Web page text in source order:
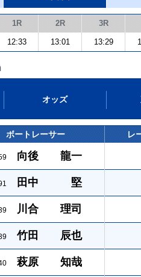
1R 2R 3R
12:33 13:01 13:29
オッズ
ボートレーサー レ
向後 龍一
田中 堅
川合 理司
竹田 辰也
萩原 知哉